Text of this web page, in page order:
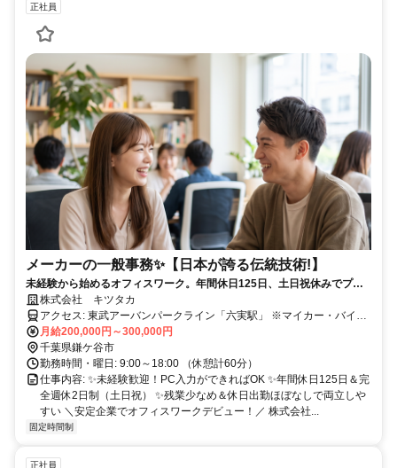
正社員
メーカーの一般事務✨️【日本が誇る伝統技術!】
未経験から始めるオフィスワーク。年間休日125日、土日祝休みでプラ
イベートも充実。
株式会社 キツタカ
アクセス: 東武アーバンパークライン「六実駅」 ※マイカー・バイク
通勤OK（無料駐車場完備）
月給200,000円～300,000円
千葉県鎌ケ谷市
勤務時間・曜日: 9:00～18:00 （休憩計60分）
仕事内容: ✨未経験歓迎！PC入力ができればOK ✨年間休日125日＆完
全週休2日制（土日祝） ✨残業少なめ＆休日出勤ほぼなしで両立しや
すい ＼安定企業でオフィスワークデビュー！／ 株式会社...
固定時間制
正社員